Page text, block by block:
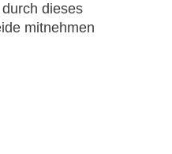
dieses
mitnehmen